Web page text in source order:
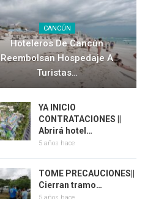
CANCÚN
Hoteleros De Cancún
Reembolsan Hospedaje A
Turistas…
YA INICIO
CONTRATACIONES ||
Abrirá hotel…
5 años hace
TOME PRECAUCIONES||
Cierran tramo…
5 años hace